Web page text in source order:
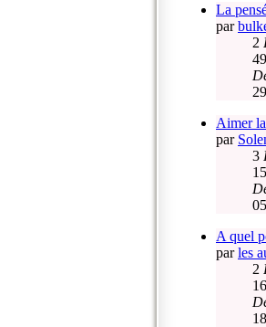
La
par
2
Aimer
par
3
A quel
parles
2